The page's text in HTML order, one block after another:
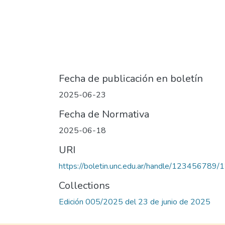
Fecha de publicación en boletín
2025-06-23
Fecha de Normativa
2025-06-18
URI
https://boletin.unc.edu.ar/handle/123456789/
Collections
Edición 005/2025 del 23 de junio de 2025